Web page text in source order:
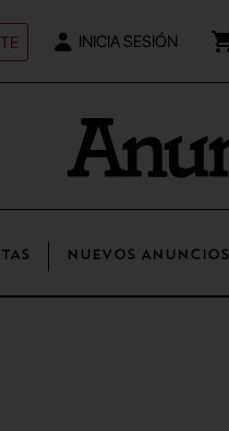
INICIA SESIÓN
NUEVOS ANUNCIOS